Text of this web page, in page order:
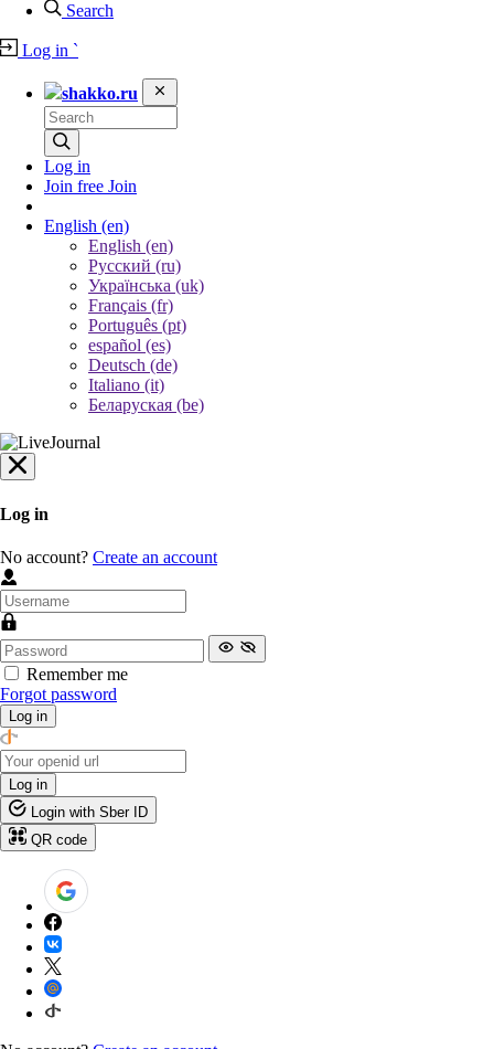
Search
Log in `
shakko.ru
Log in
Join free Join
English (en)
English (en)
Русский (ru)
Українська (uk)
Français (fr)
Português (pt)
español (es)
Deutsch (de)
Italiano (it)
Беларуская (be)
Log in
No account? Create an account
Remember me
Forgot password
Log in
Log in
Login with Sber ID
QR code